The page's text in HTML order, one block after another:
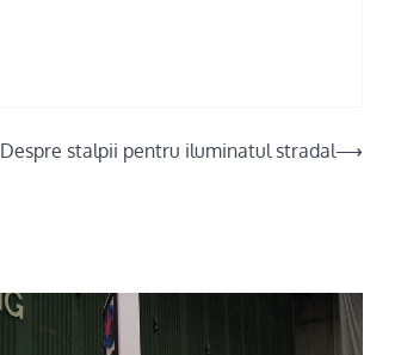
Despre stalpii pentru iluminatul stradal⟶